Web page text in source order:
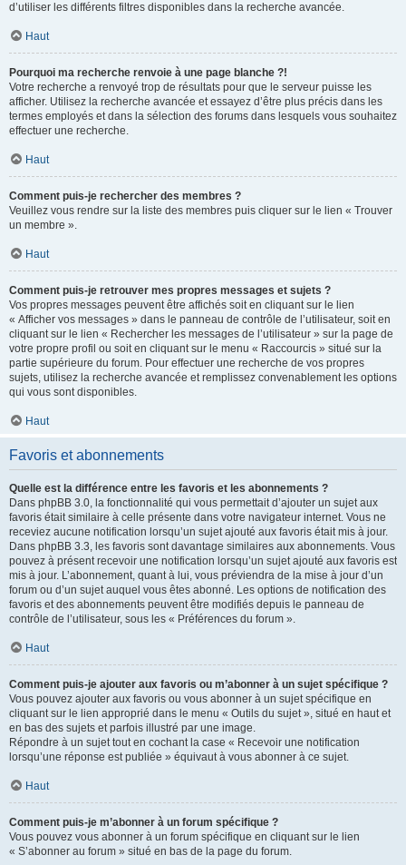
d’utiliser les différents filtres disponibles dans la recherche avancée.
Haut
Pourquoi ma recherche renvoie à une page blanche ?!
Votre recherche a renvoyé trop de résultats pour que le serveur puisse les
afficher. Utilisez la recherche avancée et essayez d’être plus précis dans les
termes employés et dans la sélection des forums dans lesquels vous souhaitez
effectuer une recherche.
Haut
Comment puis-je rechercher des membres ?
Veuillez vous rendre sur la liste des membres puis cliquer sur le lien « Trouver
un membre ».
Haut
Comment puis-je retrouver mes propres messages et sujets ?
Vos propres messages peuvent être affichés soit en cliquant sur le lien
« Afficher vos messages » dans le panneau de contrôle de l’utilisateur, soit en
cliquant sur le lien « Rechercher les messages de l’utilisateur » sur la page de
votre propre profil ou soit en cliquant sur le menu « Raccourcis » situé sur la
partie supérieure du forum. Pour effectuer une recherche de vos propres
sujets, utilisez la recherche avancée et remplissez convenablement les options
qui vous sont disponibles.
Haut
Favoris et abonnements
Quelle est la différence entre les favoris et les abonnements ?
Dans phpBB 3.0, la fonctionnalité qui vous permettait d’ajouter un sujet aux
favoris était similaire à celle présente dans votre navigateur internet. Vous ne
receviez aucune notification lorsqu’un sujet ajouté aux favoris était mis à jour.
Dans phpBB 3.3, les favoris sont davantage similaires aux abonnements. Vous
pouvez à présent recevoir une notification lorsqu’un sujet ajouté aux favoris est
mis à jour. L’abonnement, quant à lui, vous préviendra de la mise à jour d’un
forum ou d’un sujet auquel vous êtes abonné. Les options de notification des
favoris et des abonnements peuvent être modifiés depuis le panneau de
contrôle de l’utilisateur, sous les « Préférences du forum ».
Haut
Comment puis-je ajouter aux favoris ou m’abonner à un sujet spécifique ?
Vous pouvez ajouter aux favoris ou vous abonner à un sujet spécifique en
cliquant sur le lien approprié dans le menu « Outils du sujet », situé en haut et
en bas des sujets et parfois illustré par une image.
Répondre à un sujet tout en cochant la case « Recevoir une notification
lorsqu’une réponse est publiée » équivaut à vous abonner à ce sujet.
Haut
Comment puis-je m’abonner à un forum spécifique ?
Vous pouvez vous abonner à un forum spécifique en cliquant sur le lien
« S’abonner au forum » situé en bas de la page du forum.